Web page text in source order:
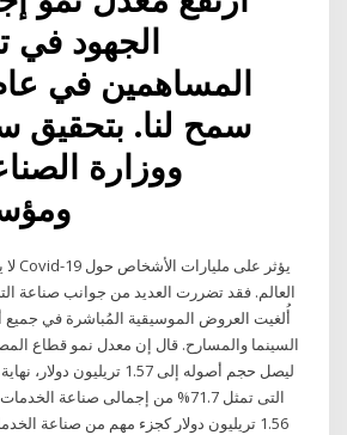
الجهود في
سمح لنا. بتحقيق
ووزارة
العالم. فقد تضررت العديد من جوانب صناعة
أُلغيت العروض الموسيقية المُباشرة في جميع
التى تمثل 71.7% من إجمالى صناعة
1.56 تريليون دولار كجزء مهم من صناعة